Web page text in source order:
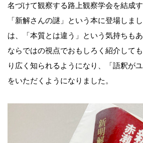
名づけて観察する路上観察学会を結成
「新解さんの謎」という本に登場しま
は、「本質とは違う」という気持ちも
ならではの視点でおもしろく紹介して
り広く知られるようになり、「語釈が
をいただくようになりました。